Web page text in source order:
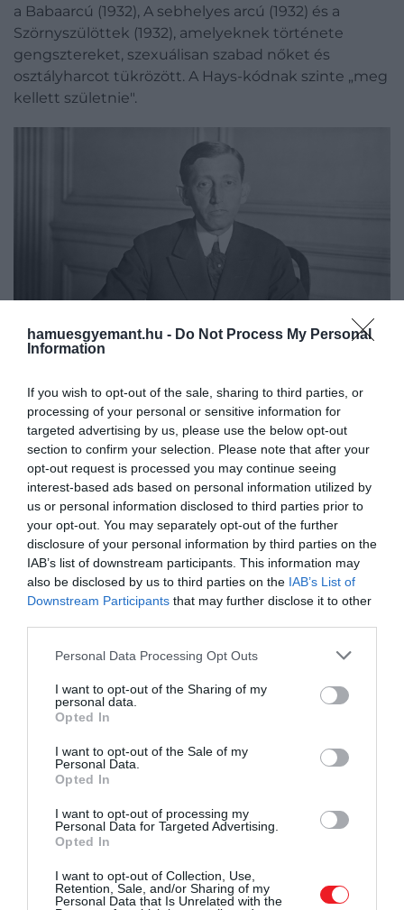
hamuesgyemant.hu - Do Not Process My Personal
Information
If you wish to opt-out of the sale, sharing to third parties, or
processing of your personal or sensitive information for
targeted advertising by us, please use the below opt-out
section to confirm your selection. Please note that after your
opt-out request is processed you may continue seeing
interest-based ads based on personal information utilized by
us or personal information disclosed to third parties prior to
your opt-out. You may separately opt-out of the further
disclosure of your personal information by third parties on the
IAB’s list of downstream participants. This information may
also be disclosed by us to third parties on the IAB’s List of
Downstream Participants that may further disclose it to other
Please note that this website/app uses one or more Google
not limited to your visit or usage behaviour. You may click to
grant or deny consent to Google and its third-party tags to
use your data for below specified purposes in below Google
consent section.
Personal Data Processing Opt Outs
I want to opt-out of the Sharing of my
personal data.
Opted In
I want to opt-out of the Sale of my
Personal Data.
Opted In
I want to opt-out of processing my
Personal Data for Targeted Advertising.
Opted In
I want to opt-out of Collection, Use,
Retention, Sale, and/or Sharing of my
Personal Data that Is Unrelated with the
a Babaarcú (1932), A sebhelyes arcú (1932) és a
Szörnyszülöttek (1932), amelyeknek története
gengsztereket, szexuálisan szabad nőket és
osztályharcot tükrözött. A Hays-kódnak szinte „meg
kellett születnie".
Will H. Hays
Getty Images
A szabályzatot, Will H. Haysről nevezték el, aki
akkoriban az Amerikai Filmgyártók és -forgalmazók
Szövetségének (MPPDA) elnöke volt. Azonban
Martin Quigley katolikus pap és Daniel A. Lord
jezsuita pap is részt vett a kódex átdolgozásában és
mint a kormány beavatkozása.
Hays-kóddal a filmipar többek között azt akarta
üzenni, hogy a közönsége fehér és hetero, de
és vágyait pedig igyekeztek minél jobban háttérbe
szorítani, úgy vélték ezzel valóban visszatérhetnek a
hagyományos, „normális" értékekhez.